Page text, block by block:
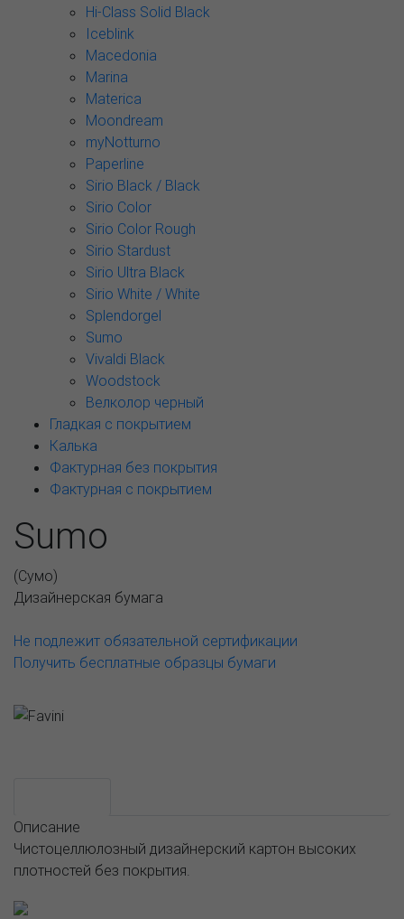
Hi-Class Solid Black
Iceblink
Macedonia
Marina
Materica
Moondream
myNotturno
Paperline
Sirio Black / Black
Sirio Color
Sirio Color Rough
Sirio Stardust
Sirio Ultra Black
Sirio White / White
Splendorgel
Sumo
Vivaldi Black
Woodstock
Велколор черный
Гладкая с покрытием
Калька
Фактурная без покрытия
Фактурная с покрытием
Sumo
(Сумо)
Дизайнерская бумага
Не подлежит обязательной сертификации
Получить бесплатные образцы бумаги
Описание
Чистоцеллюлозный дизайнерский картон высоких
плотностей без покрытия.